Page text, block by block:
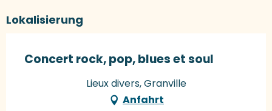
Lokalisierung
Concert rock, pop, blues et soul
Lieux divers, Granville
Anfahrt